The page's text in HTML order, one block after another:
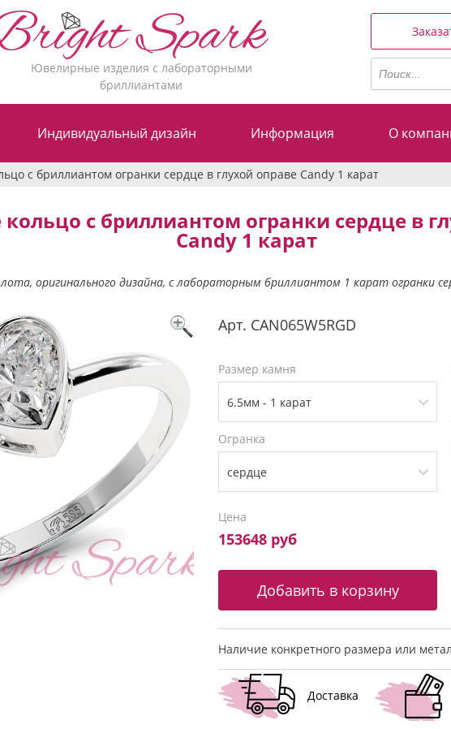
Ювелирные изделия с лабораторными
бриллиантами
Индивидуальный дизайн Информация О
с бриллиантом огранки сердце в глухой оправе Candy 1 карат
кольцо с бриллиантом огранки сердце в
Candy 1 карат
оригинального дизайна, с лабораторным бриллиантом 1 карат огранки
Арт. CAN065W5RGD
Размер камня
Огранка
Цена
153648 руб
Наличие конкретного размера или
Доставка